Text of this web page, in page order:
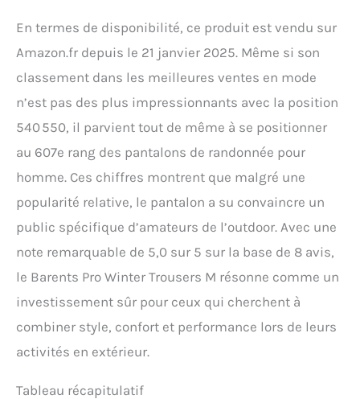
En termes de disponibilité, ce produit est vendu sur
Amazon.fr depuis le 21 janvier 2025. Même si son
classement dans les meilleures ventes en mode
n’est pas des plus impressionnants avec la position
540 550, il parvient tout de même à se positionner
au 607e rang des pantalons de randonnée pour
homme. Ces chiffres montrent que malgré une
popularité relative, le pantalon a su convaincre un
public spécifique d’amateurs de l’outdoor. Avec une
note remarquable de 5,0 sur 5 sur la base de 8 avis,
le Barents Pro Winter Trousers M résonne comme un
investissement sûr pour ceux qui cherchent à
combiner style, confort et performance lors de leurs
activités en extérieur.
Tableau récapitulatif